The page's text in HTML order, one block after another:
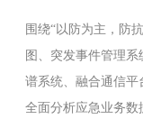
围绕“以防为主，防
图、突发事件管理
谱系统、融合通信平
全面分析应急业务数